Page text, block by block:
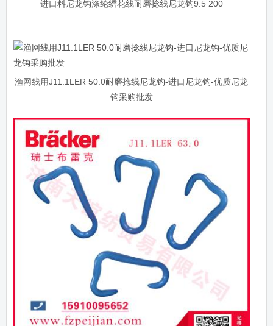
进口料尼龙钩涤纶绣花线耐磨捻线尼龙钩9.5 200
渔网线用J11.1LER 50.0耐磨捻线尼龙钩-进口尼龙钩-优质尼龙
钩采购批发